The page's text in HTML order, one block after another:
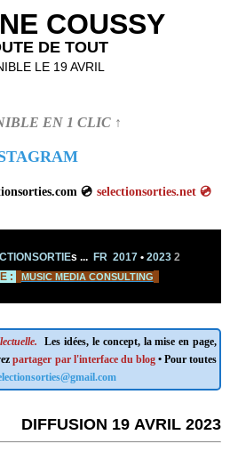
COUSSY
DE TOUT
LE 19 AVRIL
EN 1 CLIC ↑
💿 selectionsorties.net💿
s ... FR 2017 • 2023 2
: MUSIC MEDIA CONSULTING
Les idées, le concept, la mise en page,
partager par l'interface du blog• Pour toutes
DIFFUSION 19 AVRIL 2023